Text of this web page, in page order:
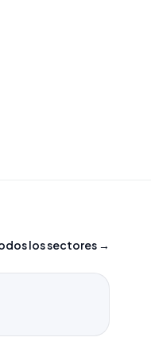
los sectores →